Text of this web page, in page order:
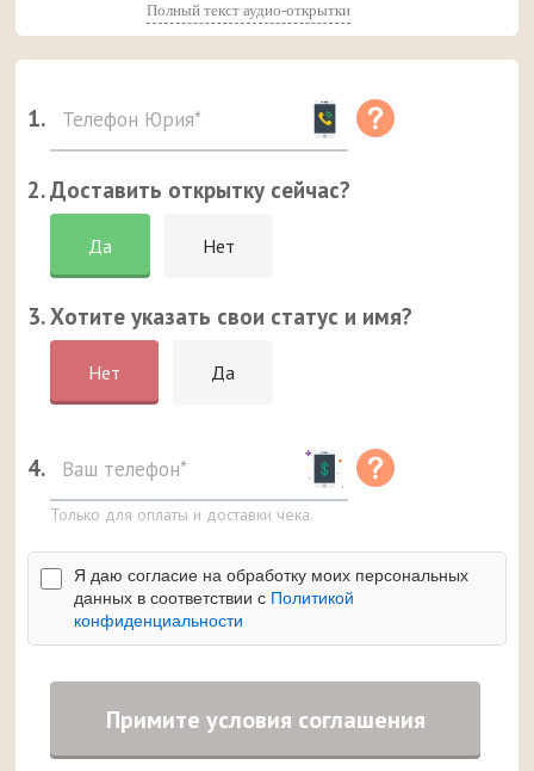
Полный текст аудио-открытки
1.
2. Доставить открытку сейчас?
Да Нет
3. Хотите указать свои статус и имя?
Нет Да
4.
Только для оплаты и доставки чека.
Я даю согласие на обработку моих персональных
данных в соответствии с Политикой
конфиденциальности
Примите условия соглашения